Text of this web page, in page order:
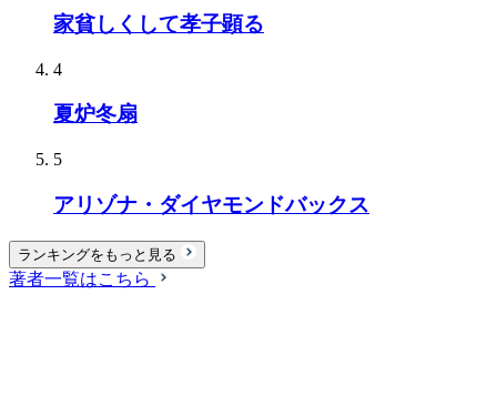
家貧しくして孝子顕る
4
夏炉冬扇
5
アリゾナ・ダイヤモンドバックス
ランキングをもっと見る
著者一覧はこちら